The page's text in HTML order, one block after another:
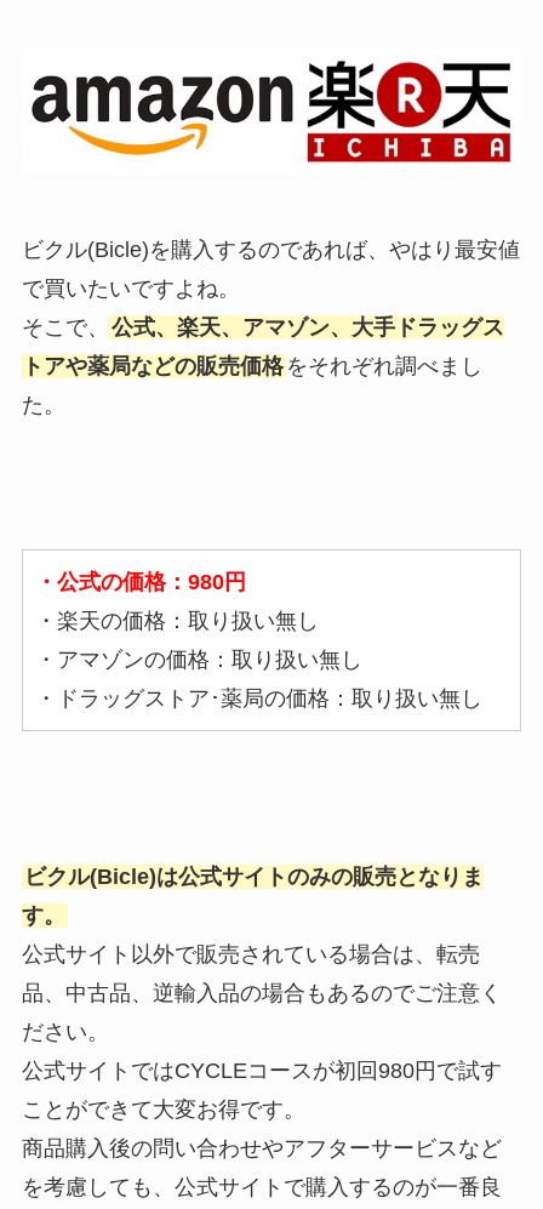
ビクル(Bicle)を購入するのであれば、やはり最安値
で買いたいですよね。
そこで、
公式、楽天、アマゾン、大手ドラッグス
トアや薬局などの販売価格 をそれぞれ調べまし
た。
・公式の価格：980円
・楽天の価格：取り扱い無し
・アマゾンの価格：取り扱い無し
・ドラッグストア･薬局の価格：取り扱い無し
ビクル(Bicle)は公式サイトのみの販売となりま
す。
公式サイト以外で販売されている場合は、転売
品、中古品、逆輸入品の場合もあるのでご注意く
ださい。
公式サイトではCYCLEコースが初回980円で試す
ことができて大変お得です。
商品購入後の問い合わせやアフターサービスなど
を考慮しても、公式サイトで購入するのが一番良